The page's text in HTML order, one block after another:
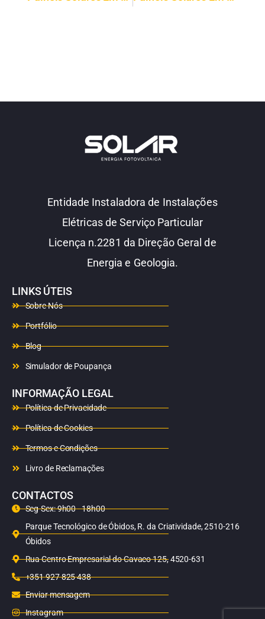
Entidade Instaladora de Instalações
Elétricas de Serviço Particular
Licença n.2281 da Direção Geral de
Energia e Geologia.
LINKS ÚTEIS
Sobre Nós
Portfólio
Blog
Simulador de Poupança
INFORMAÇÃO LEGAL
Política de Privacidade
Política de Cookies
Termos e Condições
Livro de Reclamações
CONTACTOS
Seg-Sex: 9h00 - 18h00
Parque Tecnológico de Óbidos, R. da Criatividade, 2510-216
Óbidos
Rua Centro Empresarial do Cavaco 125, 4520-631
+351 927 825 438
Enviar mensagem
Instagram